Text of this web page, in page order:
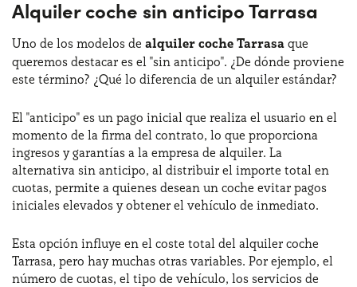
Alquiler coche sin anticipo Tarrasa
Uno de los modelos de alquiler coche Tarrasa que
queremos destacar es el "sin anticipo". ¿De dónde proviene
este término? ¿Qué lo diferencia de un alquiler estándar?
El "anticipo" es un pago inicial que realiza el usuario en el
momento de la firma del contrato, lo que proporciona
ingresos y garantías a la empresa de alquiler. La
alternativa sin anticipo, al distribuir el importe total en
cuotas, permite a quienes desean un coche evitar pagos
iniciales elevados y obtener el vehículo de inmediato.
Esta opción influye en el coste total del alquiler coche
Tarrasa, pero hay muchas otras variables. Por ejemplo, el
número de cuotas, el tipo de vehículo, los servicios de